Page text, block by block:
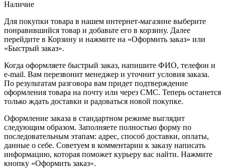
Наличие
Для покупки товара в нашем интернет-магазине выберите
понравившийся товар и добавьте его в корзину. Далее
перейдите в Корзину и нажмите на «Оформить заказ» или
«Быстрый заказ».
Когда оформляете быстрый заказ, напишите ФИО, телефон и
e-mail. Вам перезвонит менеджер и уточнит условия заказа.
По результатам разговора вам придет подтверждение
оформления товара на почту или через СМС. Теперь останется
только ждать доставки и радоваться новой покупке.
Оформление заказа в стандартном режиме выглядит
следующим образом. Заполняете полностью форму по
последовательным этапам: адрес, способ доставки, оплаты,
данные о себе. Советуем в комментарии к заказу написать
информацию, которая поможет курьеру вас найти. Нажмите
кнопку «Оформить заказ».